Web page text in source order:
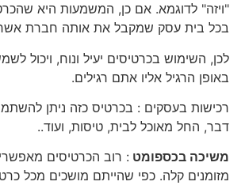
"ויזה" לדוגמא. אם כן, המשמעות היא
בכל בית עסק שמקבל את אותה חברת
לכן, השימוש בכרטיסים יעיל ונוח, ויכול
באופן הרגיל אליו אתם רגילים.
רכישות בעסקים : בכרטיס כזה ניתן להשתמש
דבר, החל מאוכל לבית, טיסות, ועוד..
משיכה בכספומט: רוב הכרטיסים מאפשרים
מזומנים קלה. כפי שהייתם מושכים מכל